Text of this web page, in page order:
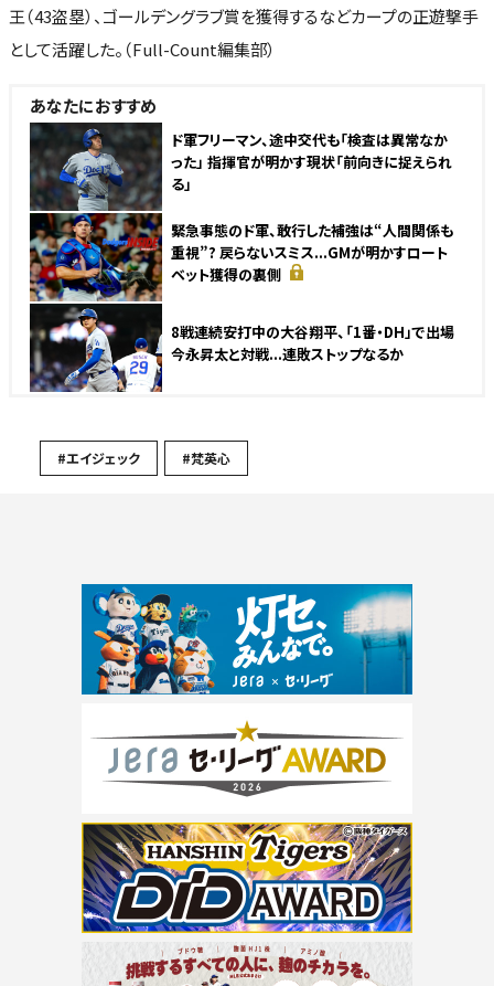
王（43盗塁）、ゴールデングラブ賞を獲得するなどカープの正遊撃手
として活躍した。（Full-Count編集部）
あなたにおすすめ
ド軍フリーマン、途中交代も「検査は異常なか
った」 指揮官が明かす現状「前向きに捉えられ
る」
緊急事態のド軍、敢行した補強は“人間関係も
重視”? 戻らないスミス...GMが明かすロート
ベット獲得の裏側
8戦連続安打中の大谷翔平、「1番・DH」で出場
今永昇太と対戦...連敗ストップなるか
#エイジェック #梵英心